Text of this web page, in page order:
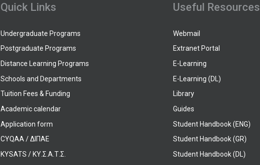
Quick Links
Undergraduate Programs
Postgraduate Programs
Distance Learning Programs
Schools and Departments
Tuition Fees & Funding
Academic calendar
Application form
CYQAA / ΔΙΠΑΕ
KYSATS / ΚΥ.Σ.Α.Τ.Σ.
Useful Resources
Webmail
Extranet Portal
E-Learning
E-Learning (DL)
Library
Guides
Student Handbook (ENG)
Student Handbook (GR)
Student Handbook (DL)